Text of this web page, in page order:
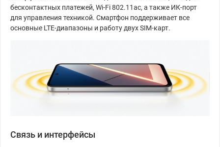
бесконтактных платежей, Wi-Fi 802.11ac, а также ИК-порт
для управления техникой. Смартфон поддерживает все
основные LTE-диапазоны и работу двух SIM-карт.
Связь и интерфейсы